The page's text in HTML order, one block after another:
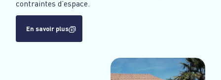
contraintes d’espace.
En savoir plus